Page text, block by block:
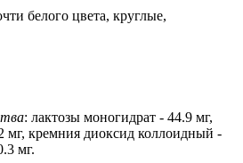
белого цвета, круглые,
: лактозы моногидрат - 44.9 мг,
мг, кремния диоксид коллоидный -
мг.